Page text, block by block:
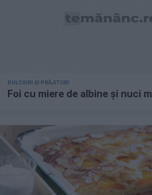
DULCIURI ȘI PRĂJITURI
Foi cu miere de albine și nuci